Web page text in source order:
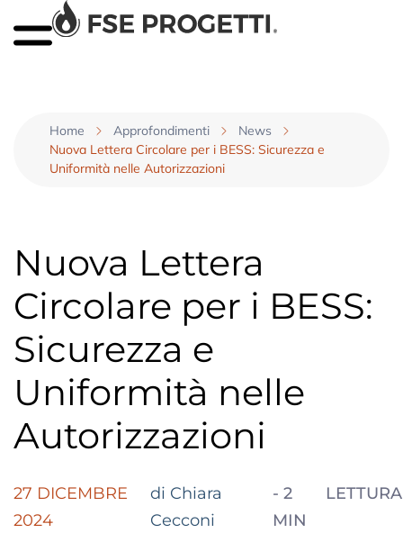
Home Approfondimenti
News
Nuova Lettera Circolare per i BESS: Sicurezza e
Uniformità nelle Autorizzazioni
Nuova Lettera
Circolare per i BESS:
Sicurezza e
Uniformità nelle
Autorizzazioni
27 DICEMBRE
2024
di Chiara
Cecconi
- 2
MIN
LETTURA